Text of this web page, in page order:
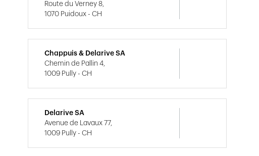
Route du Verney 8,
1070 Puidoux - CH
Chappuis & Delarive SA
Chemin de Pallin 4,
1009 Pully - CH
Delarive SA
Avenue de Lavaux 77,
1009 Pully - CH